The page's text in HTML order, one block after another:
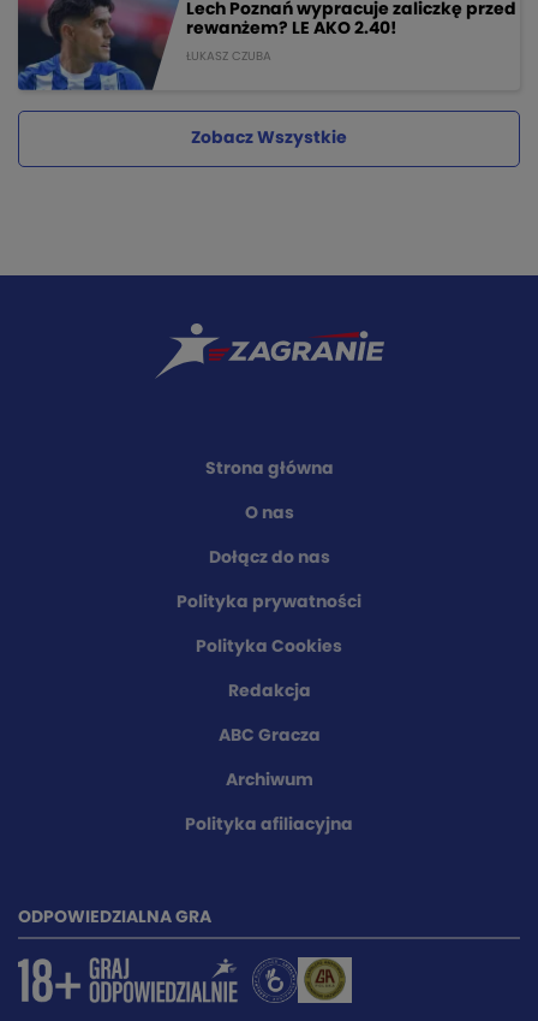
Lech Poznań wypracuje zaliczkę przed
rewanżem? LE AKO 2.40!
ŁUKASZ CZUBA
Zobacz Wszystkie
Strona główna
O nas
Dołącz do nas
Polityka prywatności
Polityka Cookies
Redakcja
ABC Gracza
Archiwum
Polityka afiliacyjna
ODPOWIEDZIALNA GRA